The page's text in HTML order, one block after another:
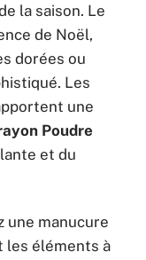
la saison. Le
de Noël,
dorées ou
Les
une
Poudre
et du
une manucure
les éléments à